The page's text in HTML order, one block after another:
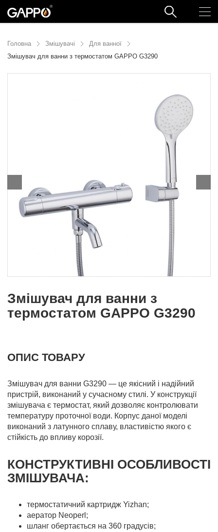
Головна Змішувачі
Для ванної
Змішувач для ванни з термостатом GAPPO G3290
Змішувач для ванни з
термостатом GAPPO G3290
ОПИС ТОВАРУ
Змішувач для ванни G3290 — це якісний і надійний
пристрій, виконаний у сучасному стилі. У конструкції
змішувача є термостат, який дозволяє контролювати
температуру проточної води. Корпус даної моделі
виконаний з латунного сплаву, властивістю якого є
стійкість до впливу корозії.
КОНСТРУКТИВНІ ОСОБЛИВОСТІ
ЗМIШУВАЧА:
термостатичний картридж Yizhan;
аератор Neoperl;
шланг обертається на 360 градусів;